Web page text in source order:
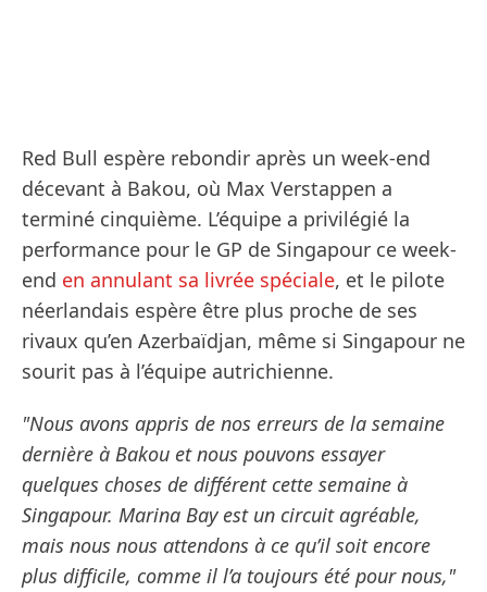
Red Bull espère rebondir après un week-end
décevant à Bakou, où Max Verstappen a
terminé cinquième. L’équipe a privilégié la
performance pour le GP de Singapour ce week-
end en annulant sa livrée spéciale, et le pilote
néerlandais espère être plus proche de ses
rivaux qu’en Azerbaïdjan, même si Singapour ne
sourit pas à l’équipe autrichienne.
"Nous avons appris de nos erreurs de la semaine
dernière à Bakou et nous pouvons essayer
quelques choses de différent cette semaine à
Singapour. Marina Bay est un circuit agréable,
mais nous nous attendons à ce qu’il soit encore
plus difficile, comme il l’a toujours été pour nous,"